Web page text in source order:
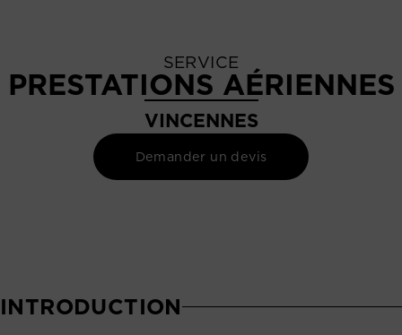
SERVICE
PRESTATIONS AÉRIENNES
VINCENNES
Demander un devis
INTRODUCTION